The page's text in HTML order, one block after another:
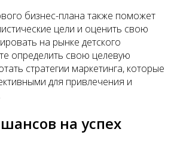
бизнес-плана также поможет
цели и оценить свою
на рынке детского
определить свою целевую
стратегии маркетинга, которые
для привлечения и
на успех